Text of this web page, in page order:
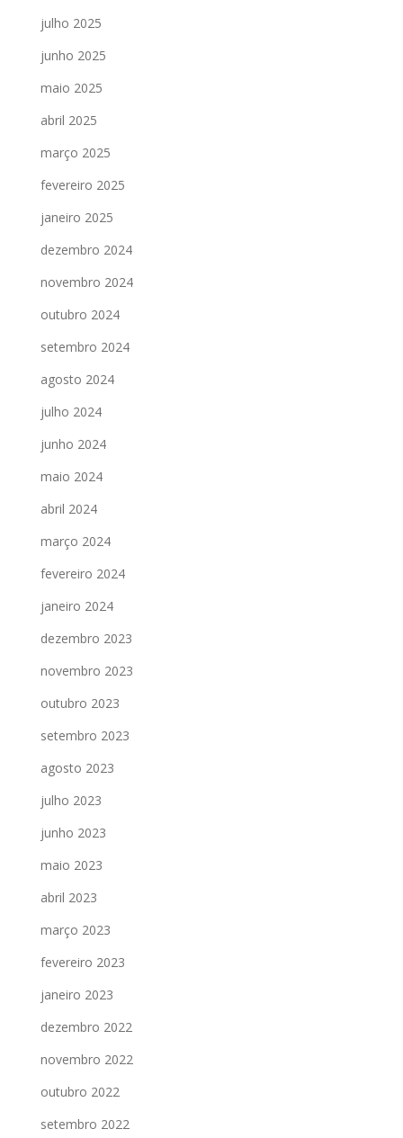
julho 2025
junho 2025
maio 2025
abril 2025
março 2025
fevereiro 2025
janeiro 2025
dezembro 2024
novembro 2024
outubro 2024
setembro 2024
agosto 2024
julho 2024
junho 2024
maio 2024
abril 2024
março 2024
fevereiro 2024
janeiro 2024
dezembro 2023
novembro 2023
outubro 2023
setembro 2023
agosto 2023
julho 2023
junho 2023
maio 2023
abril 2023
março 2023
fevereiro 2023
janeiro 2023
dezembro 2022
novembro 2022
outubro 2022
setembro 2022